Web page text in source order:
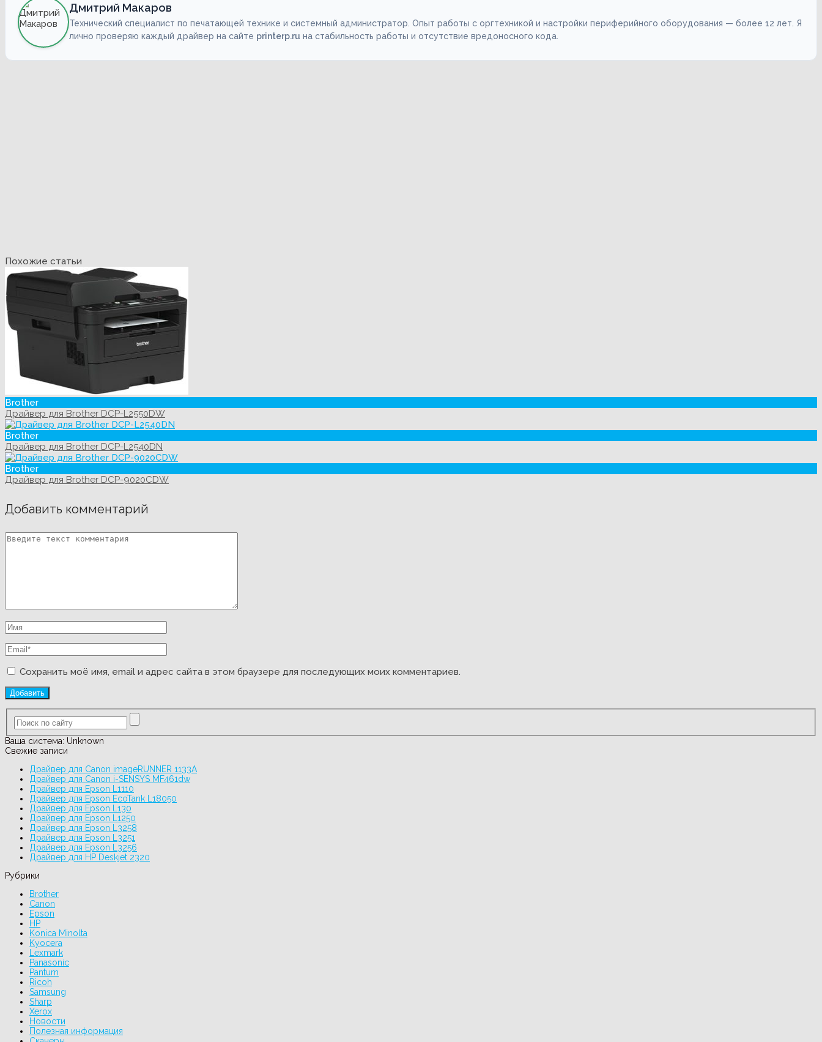
Дмитрий Макаров
Технический специалист по печатающей технике и системный администратор. Опыт работы с оргтехникой и настройки периферийного оборудования — более 12 лет. Я
лично проверяю каждый драйвер на сайте printerp.ru на стабильность работы и отсутствие вредоносного кода.
Похожие статьи
Brother
Драйвер для Brother DCP-L2550DW
Brother
Драйвер для Brother DCP-L2540DN
Brother
Драйвер для Brother DCP-9020CDW
Добавить комментарий
Сохранить моё имя, email и адрес сайта в этом браузере для последующих моих комментариев.
Ваша система: Unknown
Свежие записи
Драйвер для Canon imageRUNNER 1133A
Драйвер для Canon i-SENSYS MF461dw
Драйвер для Epson L1110
Драйвер для Epson EcoTank L18050
Драйвер для Epson L130
Драйвер для Epson L1250
Драйвер для Epson L3258
Драйвер для Epson L3251
Драйвер для Epson L3256
Драйвер для HP Deskjet 2320
Рубрики
Brother
Canon
Epson
HP
Konica Minolta
Kyocera
Lexmark
Panasonic
Pantum
Ricoh
Samsung
Sharp
Xerox
Новости
Полезная информация